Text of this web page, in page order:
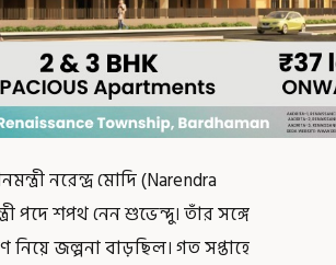
নরেন্দ্র মোদি (Narendra
পদে শপথ নেন শুভেন্দু। তাঁর সঙ্গে
নিয়ে জল্পনা বাড়ছিল। গত সপ্তাহে